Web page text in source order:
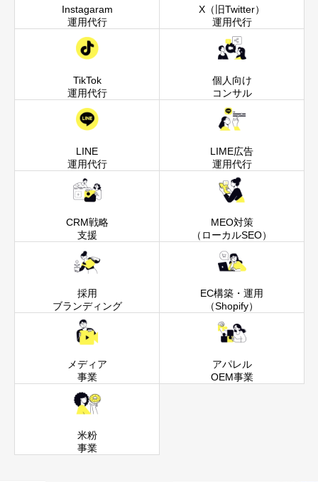
Instagaram
運用代行
X（旧Twitter）
運用代行
TikTok
運用代行
個人向け
コンサル
LINE
運用代行
LIME広告
運用代行
CRM戦略
支援
MEO対策
（ローカルSEO）
採用
ブランディング
EC構築・運用
（Shopify）
メディア
事業
アパレル
OEM事業
米粉
事業